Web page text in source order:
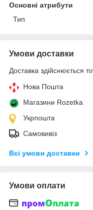
Основні атрибути
Тип
Умови доставки
Доставка здійснюється
Нова Пошта
Магазини Rozetka
Укрпошта
Самовивіз
Всі умови доставки
Умови оплати